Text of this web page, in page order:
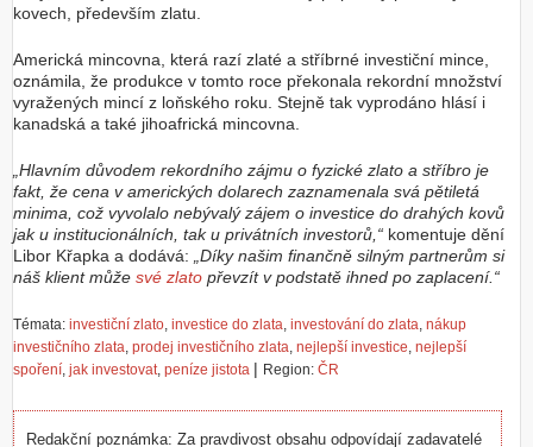
kovech, především zlatu.
Americká mincovna, která razí zlaté a stříbrné investiční mince,
oznámila, že produkce v tomto roce překonala rekordní množství
vyražených mincí z loňského roku. Stejně tak vyprodáno hlásí i
kanadská a také jihoafrická mincovna.
„Hlavním důvodem rekordního zájmu o fyzické zlato a stříbro je
fakt, že cena v amerických dolarech zaznamenala svá pětiletá
minima, což vyvolalo nebývalý zájem o investice do drahých kovů
jak u institucionálních, tak u privátních investorů,“ komentuje dění
Libor Křapka a dodává:
„Díky našim finančně silným partnerům si
náš klient může své zlato převzít v podstatě ihned po zaplacení.“
Témata: investiční zlato, investice do zlata, investování do zlata, nákup
investičního zlata, prodej investičního zlata, nejlepší investice, nejlepší
spoření, jak investovat, peníze jistota | Region: ČR
Redakční poznámka: Za pravdivost obsahu odpovídají zadavatelé